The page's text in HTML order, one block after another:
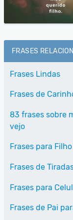
FRASES
Frases Lindas
Frases de
83 frases sobre
vejo
Frases para
Frases de
Frases para
Frases de Pai